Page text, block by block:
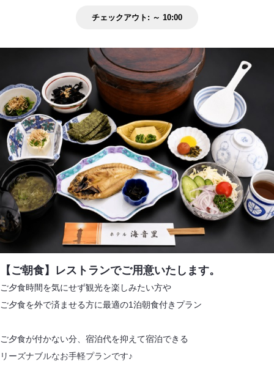
チェックアウト: ～ 10:00
【ご朝食】レストランでご用意いたします。
ご夕食時間を気にせず観光を楽しみたい方や
ご夕食を外で済ませる方に最適の1泊朝食付きプラン
ご夕食が付かない分、宿泊代を抑えて宿泊できる
リーズナブルなお手軽プランです♪